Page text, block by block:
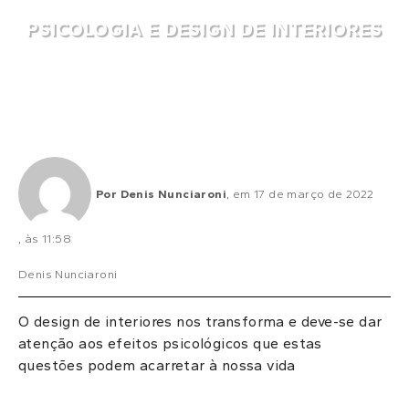
PSICOLOGIA E DESIGN DE INTERIORES
Por Denis Nunciaroni , em 17 de março de 2022
, às 11:58
Denis Nunciaroni
O design de interiores nos transforma e deve-se dar
atenção aos efeitos psicológicos que estas
questões podem acarretar à nossa vida